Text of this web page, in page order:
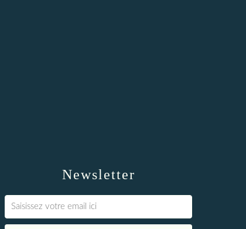
Newsletter